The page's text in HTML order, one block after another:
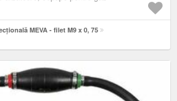
MEVA - filet M9 x 0, 75